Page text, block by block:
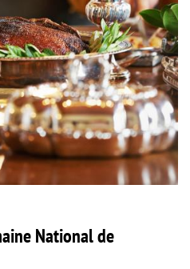
National de